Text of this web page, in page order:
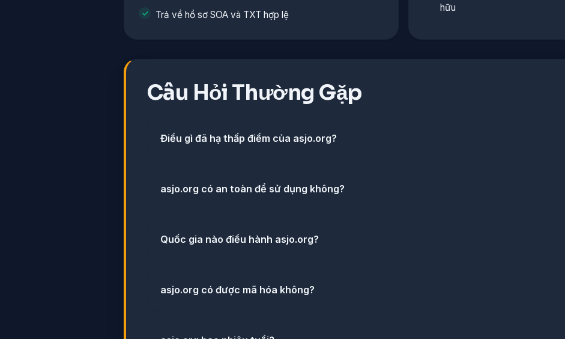
Trả về hồ sơ SOA và TXT hợp lệ
hữu
Câu Hỏi Thường Gặp
Điều gì đã hạ thấp điểm của asjo.org?
asjo.org có an toàn để sử dụng không?
Quốc gia nào điều hành asjo.org?
asjo.org có được mã hóa không?